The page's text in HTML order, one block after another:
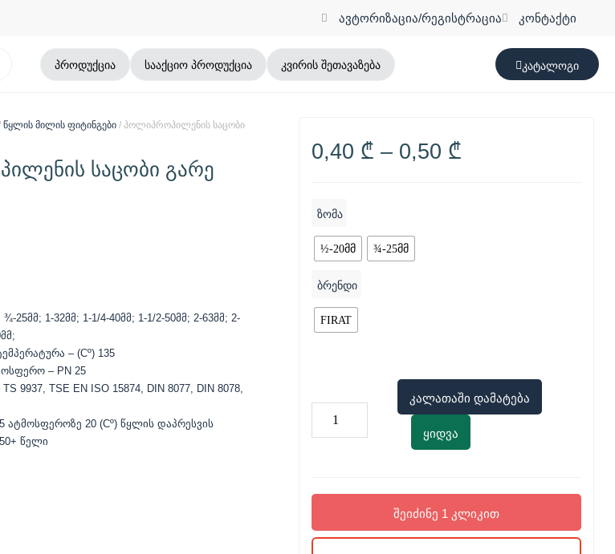
ავტორიზაცია/რეგისტრაცია კონტაქტი
პროდუქცია სააქციო პროდუქცია კვირის შეთავაზება კატალოგი
წყლის მილის ფიტინგები/ პოლიპროპილენის საცობი
საცობი გარე
25მმ; 1-32მმ; 1-1/4-40მმ; 1-1/2-50მმ; 2-63მმ; 2-
– (Cº) 135
– PN 25
9937, TSE EN ISO 15874, DIN 8077, DIN 8078,
ატმოსფეროზე 20 (Cº) წყლის დაპრესვის
წელი
0,40 ₾ – 0,50 ₾
ზომა
½-20მმ ¾-25მმ
ბრენდი
FIRAT
კალათაში დამატება
ყიდვა
შეიძინე 1 კლიკით